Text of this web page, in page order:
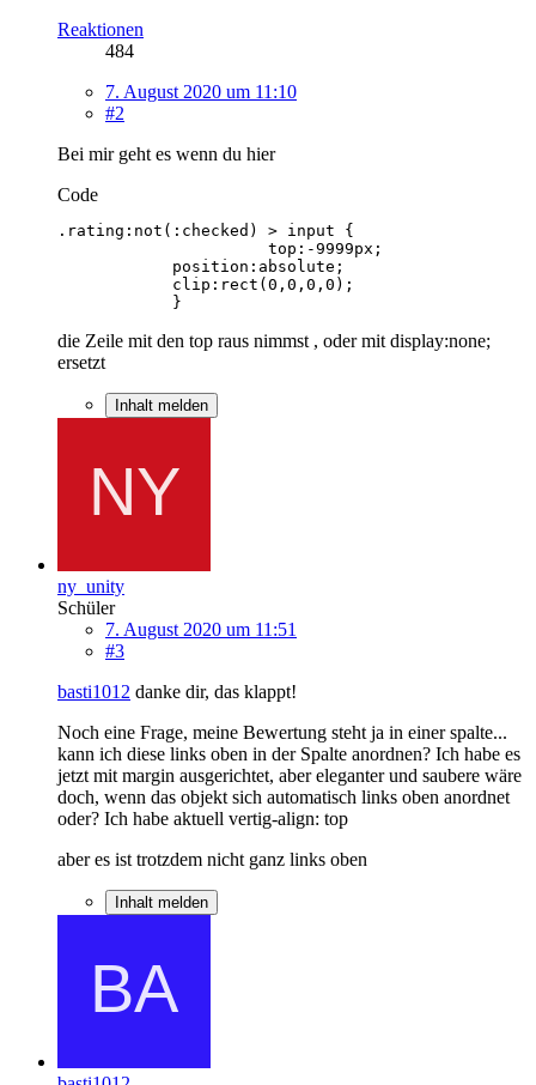
Reaktionen
484
7. August 2020 um 11:10
#2
Bei mir geht es wenn du hier
Code
            }
die Zeile mit den top raus nimmst , oder mit display:none;
ersetzt
Inhalt melden
ny_unity
Schüler
7. August 2020 um 11:51
#3
basti1012 danke dir, das klappt!
Noch eine Frage, meine Bewertung steht ja in einer spalte...
kann ich diese links oben in der Spalte anordnen? Ich habe es
jetzt mit margin ausgerichtet, aber eleganter und saubere wäre
doch, wenn das objekt sich automatisch links oben anordnet
oder? Ich habe aktuell vertig-align: top
aber es ist trotzdem nicht ganz links oben
Inhalt melden